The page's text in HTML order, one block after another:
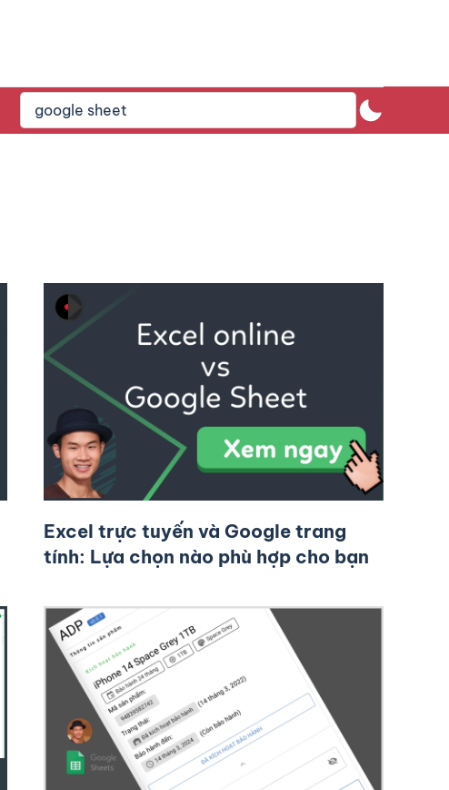
Excel trực tuyến và Google trang
tính: Lựa chọn nào phù hợp cho bạn